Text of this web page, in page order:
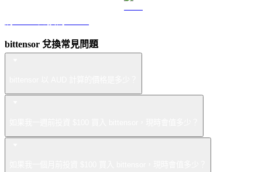
bittensor 兌換常見問題